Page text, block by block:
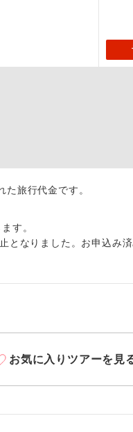
旅行代金です。
す。
となりました。お申込み
お気に入りツアーを見
全てのお食
ん。（機内
ホン
1名様から出
限定
り ご参加にあ